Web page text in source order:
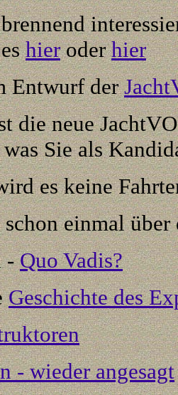
hieroderhier
Entwurf der
die neue
Sie als
es keine
schon einmal
-Quo Vadis?
Geschichte des
- wieder angesagt